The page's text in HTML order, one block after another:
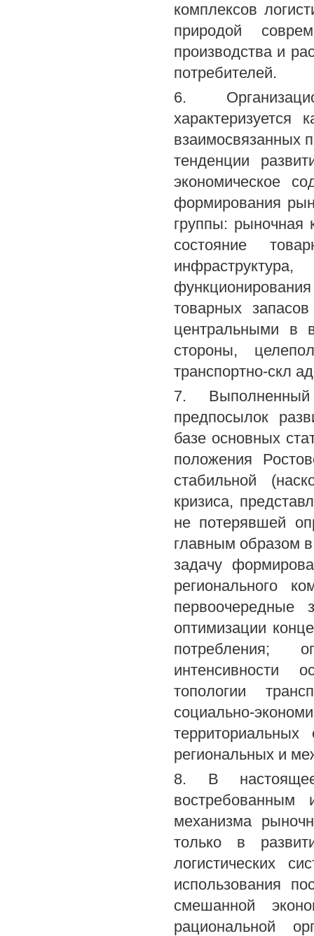
комплексов
природой
производства и
потребителей.
6.
характеризуется
взаимосвязанных
тенденции
экономическое
формирования
группы: рыночная
состояние
товарных
центральными в
стороны,
транспортно-скл
7.
предпосылок
базе основных
положения
стабильной
кризиса,
не потерявшей
главным образом в
задачу
регионального
первоочередные
оптимизации
потребления;
интенсивности
топологии
социально-
региональных и
8. В
востребованным
механизма
только в
логистических
использования
смешанной
рациональной